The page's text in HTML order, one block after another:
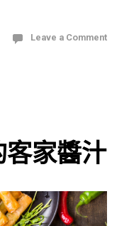
Leave a Comment
客家醬汁